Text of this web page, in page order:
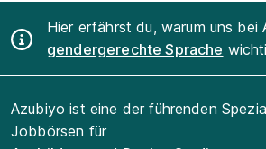
Hier erfährst du, warum uns bei
gendergerechte Sprache
Azubiyo ist eine der führenden
Jobbörsen für